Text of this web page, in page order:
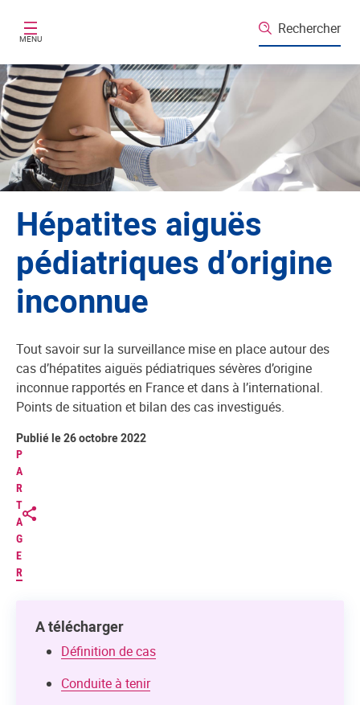
MENU
Rechercher
Hépatites aiguës
pédiatriques d’origine
inconnue
Tout savoir sur la surveillance mise en place autour des
cas d’hépatites aiguës pédiatriques sévères d’origine
inconnue rapportés en France et dans à l’international.
Points de situation et bilan des cas investigués.
P
A
R
T
A
G
E
R
Publié le 26 octobre 2022
A télécharger
Définition de cas
Conduite à tenir